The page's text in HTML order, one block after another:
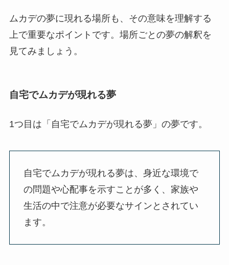
ムカデの夢に現れる場所も、その意味を理解する
上で重要なポイントです。場所ごとの夢の解釈を
見てみましょう。
自宅でムカデが現れる夢
1つ目は「自宅でムカデが現れる夢」の夢です。
自宅でムカデが現れる夢は、身近な環境で
の問題や心配事を示すことが多く、家族や
生活の中で注意が必要なサインとされてい
ます。